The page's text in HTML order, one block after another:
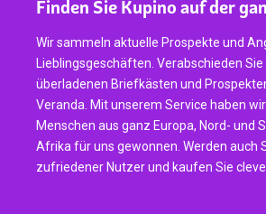
Finden Sie Kupino auf der
Wir sammeln aktuelle Prospekte und
Lieblingsgeschäften. Verabschieden Sie
überladenen Briefkästen und
Veranda. Mit unserem Service haben
Menschen aus ganz Europa, Nord- und
Afrika für uns gewonnen. Werden auch
zufriedener Nutzer und kaufen Sie